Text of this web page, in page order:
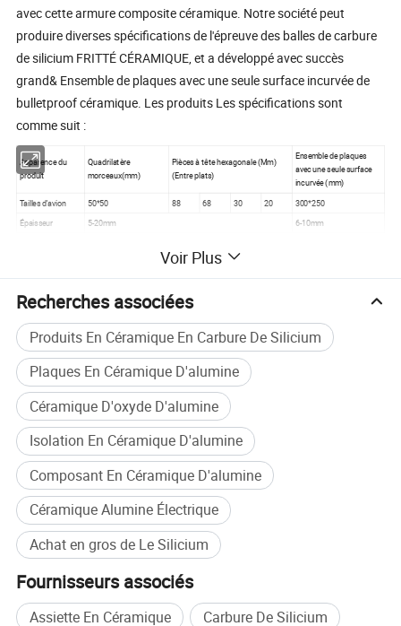
avec cette armure composite céramique. Notre société peut
produire diverses spécifications de l'épreuve des balles de carbure
de silicium FRITTÉ CÉRAMIQUE, et a développé avec succès
grand& Ensemble de plaques avec une seule surface incurvée de
bulletproof céramique. Les produits Les spécifications sont
comme suit :
Apparence du
produit
Quadrilatère
morceaux(mm)
Pièces à tête hexagonale (Mm)
(Entre plats)
Ensemble de plaques
avec une seule surface
incurvée (mm)
Tailles d'avion
50*50 88 68 30 20
300*250
Épaisseur
5-20mm 6-10mm
Voir Plus
Recherches associées
Produits En Céramique En Carbure De Silicium
Plaques En Céramique D'alumine
Céramique D'oxyde D'alumine
Isolation En Céramique D'alumine
Composant En Céramique D'alumine
Céramique Alumine Électrique
Achat en gros de Le Silicium
Fournisseurs associés
Assiette En Céramique Carbure De Silicium